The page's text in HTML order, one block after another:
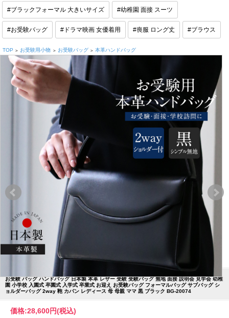
#ブラックフォーマル 大きいサイズ #幼稚園 面接 スーツ
#お受験バッグ #ドラマ映画 女優着用 #喪服 ロング丈 #ブラウス
TOP > お受験用小物 > お受験バッグ > 本革ハンドバッグ
お受験 バッグ ハンドバッグ 日本製 本革 レザー 受験 受験バッグ 無地 面接 説明会 見学会 幼稚
園 小学校 入園式 卒園式 入学式 卒業式 お迎え お受験バッグ フォーマルバッグ サブバッグ シ
ョルダーバッグ 2way 鞄 カバン レディース 母 母親 ママ 黒 ブラック BG-20074
価格:28,600円(税込)